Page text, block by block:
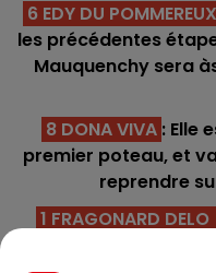
6 EDY DU POMMEREUX
les précédentes
Mauquenchy sera
8 DONA VIVA : Elle
premier poteau, et
reprendre
1 FRAGONARD DELO
prenant plusieurs